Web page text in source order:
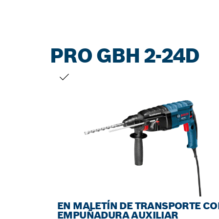
PRO GBH 2-24D
EN MALETÍN DE TRANSPORTE
EMPUÑADURA AUXILIAR